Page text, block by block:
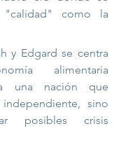
"calidad" como la
y Edgard se centra
alimentaria
una nación que
sino
posibles crisis